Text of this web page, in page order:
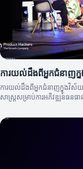
ការយល់ដឹងពីអ្នកជំនាញ
ការយល់ដឹងពីអ្នកជំនាញក្នុងវិស័យ
សាស្ត្រសម្រាប់ការអភិវឌ្ឍន៍ធនធ